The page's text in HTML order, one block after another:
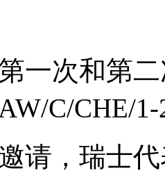
一次和第
C/CHE/
请，瑞士